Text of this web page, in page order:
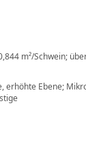
m²/Schwein;
Ebene;